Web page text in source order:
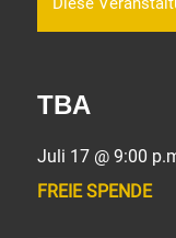
TBA
Juli 17 @ 9:00
FREIE SPENDE